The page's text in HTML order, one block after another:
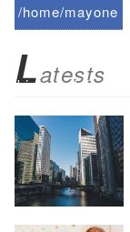
/home/mayone
biz.jp/public_ht
ml/wp-
content/themes
/tapbiz_theme/
Latests